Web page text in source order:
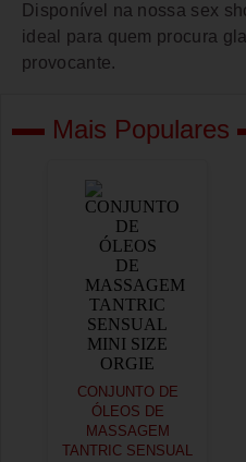
Disponível na nossa sex
ideal para quem procura
provocante.
Mais Populares
CONJUNTO DE
ÓLEOS DE
MASSAGEM
TANTRIC SENSUAL